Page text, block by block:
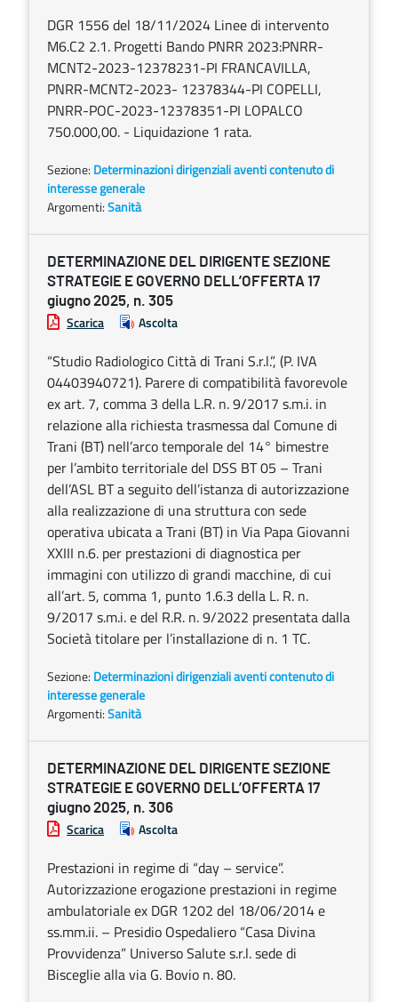
DGR 1556 del 18/11/2024 Linee di intervento
M6.C2 2.1. Progetti Bando PNRR 2023:PNRR-
MCNT2-2023-12378231-PI FRANCAVILLA,
PNRR-MCNT2-2023- 12378344-PI COPELLI,
PNRR-POC-2023-12378351-PI LOPALCO
750.000,00. - Liquidazione 1 rata.
Sezione: Determinazioni dirigenziali aventi contenuto di
interesse generale
Argomenti:Sanità
DETERMINAZIONE DEL DIRIGENTE SEZIONE
STRATEGIE E GOVERNO DELL’OFFERTA 17
giugno 2025, n. 305
Scarica Ascolta
“Studio Radiologico Città di Trani S.r.l.”, (P. IVA
04403940721). Parere di compatibilità favorevole
ex art. 7, comma 3 della L.R. n. 9/2017 s.m.i. in
relazione alla richiesta trasmessa dal Comune di
Trani (BT) nell’arco temporale del 14° bimestre
per l’ambito territoriale del DSS BT 05 – Trani
dell’ASL BT a seguito dell’istanza di autorizzazione
alla realizzazione di una struttura con sede
operativa ubicata a Trani (BT) in Via Papa Giovanni
XXIII n.6. per prestazioni di diagnostica per
immagini con utilizzo di grandi macchine, di cui
all’art. 5, comma 1, punto 1.6.3 della L. R. n.
9/2017 s.m.i. e del R.R. n. 9/2022 presentata dalla
Società titolare per l’installazione di n. 1 TC.
Sezione: Determinazioni dirigenziali aventi contenuto di
interesse generale
Argomenti:Sanità
DETERMINAZIONE DEL DIRIGENTE SEZIONE
STRATEGIE E GOVERNO DELL’OFFERTA 17
giugno 2025, n. 306
Scarica Ascolta
Prestazioni in regime di “day – service”.
Autorizzazione erogazione prestazioni in regime
ambulatoriale ex DGR 1202 del 18/06/2014 e
ss.mm.ii. – Presidio Ospedaliero “Casa Divina
Provvidenza” Universo Salute s.r.l. sede di
Bisceglie alla via G. Bovio n. 80.